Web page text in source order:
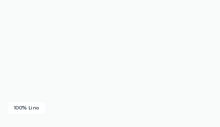
100% Lino